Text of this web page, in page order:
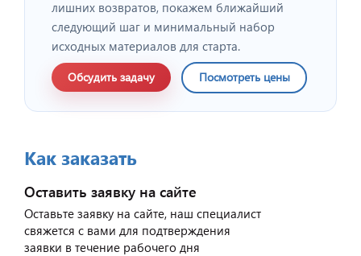
лишних возвратов, покажем ближайший
следующий шаг и минимальный набор
исходных материалов для старта.
Обсудить задачу Посмотреть цены
Как заказать
Оставить заявку на сайте
Оставьте заявку на сайте, наш специалист
свяжется с вами для подтверждения
заявки в течение рабочего дня